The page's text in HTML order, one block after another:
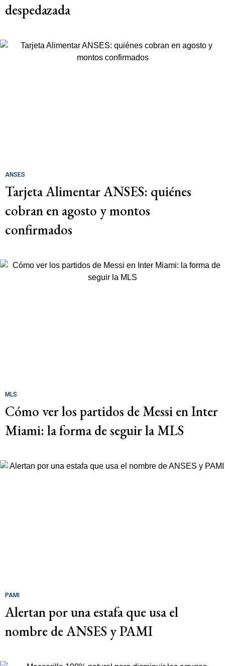
despedazada
ANSES
Tarjeta Alimentar ANSES: quiénes
cobran en agosto y montos
confirmados
MLS
Cómo ver los partidos de Messi en Inter
Miami: la forma de seguir la MLS
PAMI
Alertan por una estafa que usa el
nombre de ANSES y PAMI